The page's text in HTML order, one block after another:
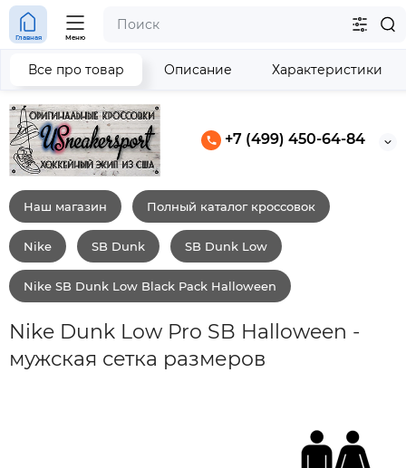
+7 (499) 450-64-84
Главная Меню
Наш магазин Полный каталог кроссовок
Nike SB Dunk SB Dunk Low
Nike SB Dunk Low Black Pack Halloween
Nike Dunk Low Pro SB Halloween -
мужская сетка размеров
Все про товар Описание Характеристики